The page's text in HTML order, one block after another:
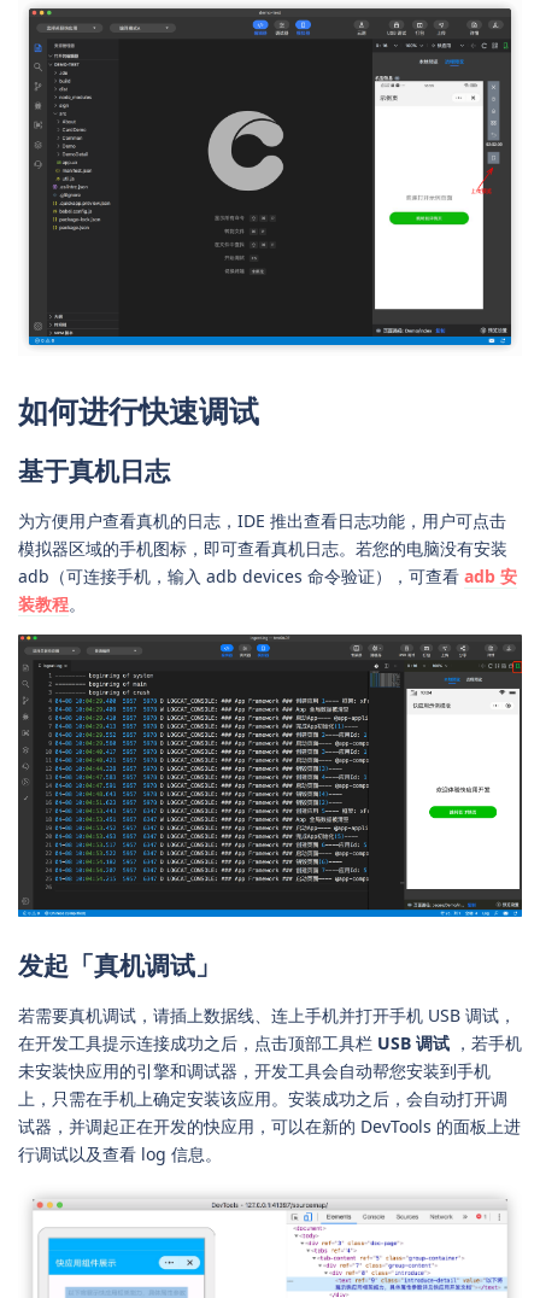
如何进行快速调试
基于真机日志
为方便用户查看真机的日志，IDE 推出查看日志功能，用户可点击
模拟器区域的手机图标，即可查看真机日志。若您的电脑没有安装
adb（可连接手机，输入 adb devices 命令验证），可查看 adb 安
装教程。
发起「真机调试」
若需要真机调试，请插上数据线、连上手机并打开手机 USB 调试，
在开发工具提示连接成功之后，点击顶部工具栏 USB 调试 ，若手机
未安装快应用的引擎和调试器，开发工具会自动帮您安装到手机
上，只需在手机上确定安装该应用。安装成功之后，会自动打开调
试器，并调起正在开发的快应用，可以在新的 DevTools 的面板上进
行调试以及查看 log 信息。